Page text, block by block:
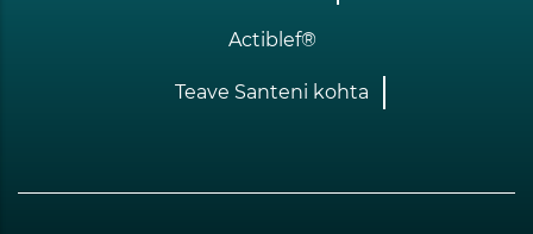
Actiblef®
Teave Santeni kohta